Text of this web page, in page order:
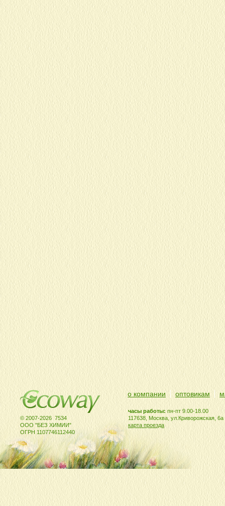
© 2007-2026 7534
ООО "БЕЗ ХИМИИ"
ОГРН 1107746112440
часы работы: пн-пт 9.00-18.00
117638, Москва, ул.Криворожская, 6а
карта проезда
о компании оптовикам